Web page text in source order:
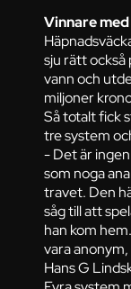
Vinnare
sju rätt också
vann och
miljoner
Så totalt fick
tre system
- Det är
som noga
travet. Den
såg till att
han kom
vara
Hans G